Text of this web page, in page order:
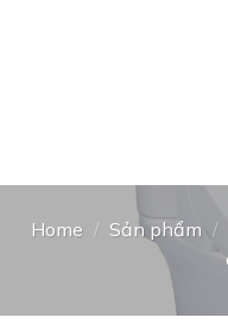
Home / Sản phẩm /